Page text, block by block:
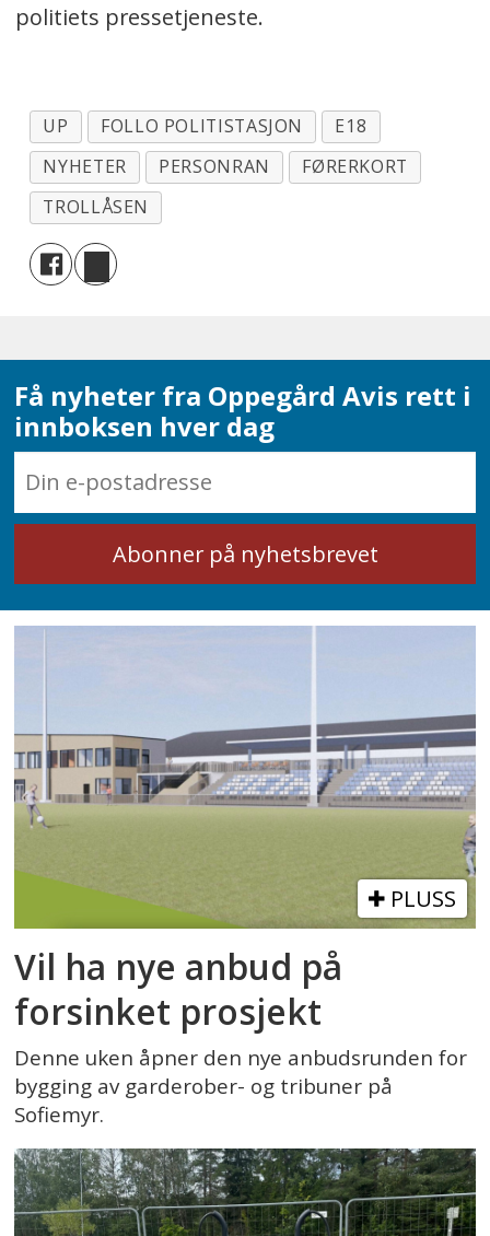
politiets pressetjeneste.
UP FOLLO POLITISTASJON
E18
NYHETER
PERSONRAN
FØRERKORT
TROLLÅSEN
Få nyheter fra Oppegård Avis rett i
innboksen hver dag
PLUSS
Vil ha nye anbud på
forsinket prosjekt
Denne uken åpner den nye anbudsrunden for
bygging av garderober- og tribuner på
Sofiemyr.